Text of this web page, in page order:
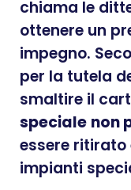
chiama le
ottenere un
impegno.
per la tutela
smaltire il
speciale non
essere
impianti